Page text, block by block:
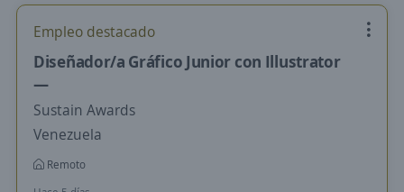
Empleo destacado
Diseñador/a Gráfico Junior con Illustrator
—
Sustain Awards
Venezuela
Remoto